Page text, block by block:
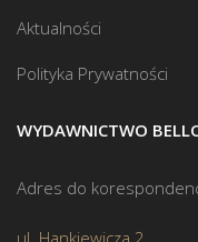
Aktualności
Polityka Prywatności
WYDAWNICTWO
Adres do